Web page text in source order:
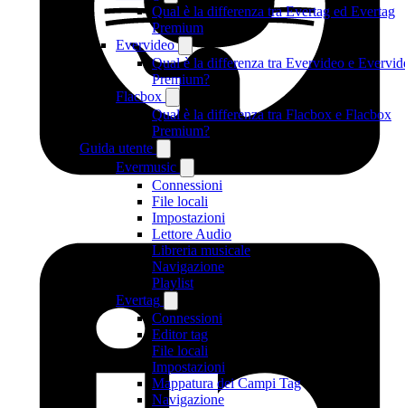
Qual è la differenza tra Evertag ed Evertag
Premium
Evervideo
Qual è la differenza tra Evervideo e
Premium?
Flacbox
Qual è la differenza tra Flacbox e Flacbox
Premium?
Guida utente
Evermusic
Connessioni
File locali
Impostazioni
Lettore Audio
Libreria musicale
Navigazione
Playlist
Evertag
Connessioni
Editor tag
File locali
Impostazioni
Mappatura dei Campi Tag
Navigazione